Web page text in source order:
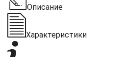
Описание
Характеристики